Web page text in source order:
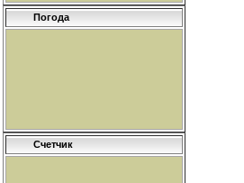
Погода
Счетчик